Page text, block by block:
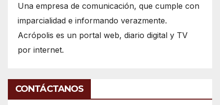
Una empresa de comunicación, que cumple con
imparcialidad e informando verazmente.
Acrópolis es un portal web, diario digital y TV
por internet.
CONTÁCTANOS